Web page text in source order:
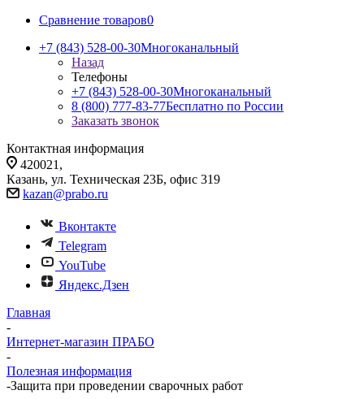
Сравнение товаров0
+7 (843) 528-00-30Многоканальный
Назад
Телефоны
+7 (843) 528-00-30Многоканальный
8 (800) 777-83-77Бесплатно по России
Заказать звонок
Контактная информация
420021,
Казань, ул. Техническая 23Б, офис 319
kazan@prabo.ru
Вконтакте
Telegram
YouTube
Яндекс.Дзен
Главная
-
Интернет-магазин ПРАБО
-
Полезная информация
-Защита при проведении сварочных работ